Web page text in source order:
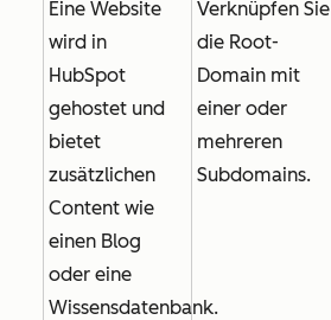
Eine Website
wird in
HubSpot
gehostet und
bietet
zusätzlichen
Content wie
einen Blog
oder eine
Wissensdatenbank.
Verknüpfen Sie
die Root-
Domain mit
einer oder
mehreren
Subdomains.